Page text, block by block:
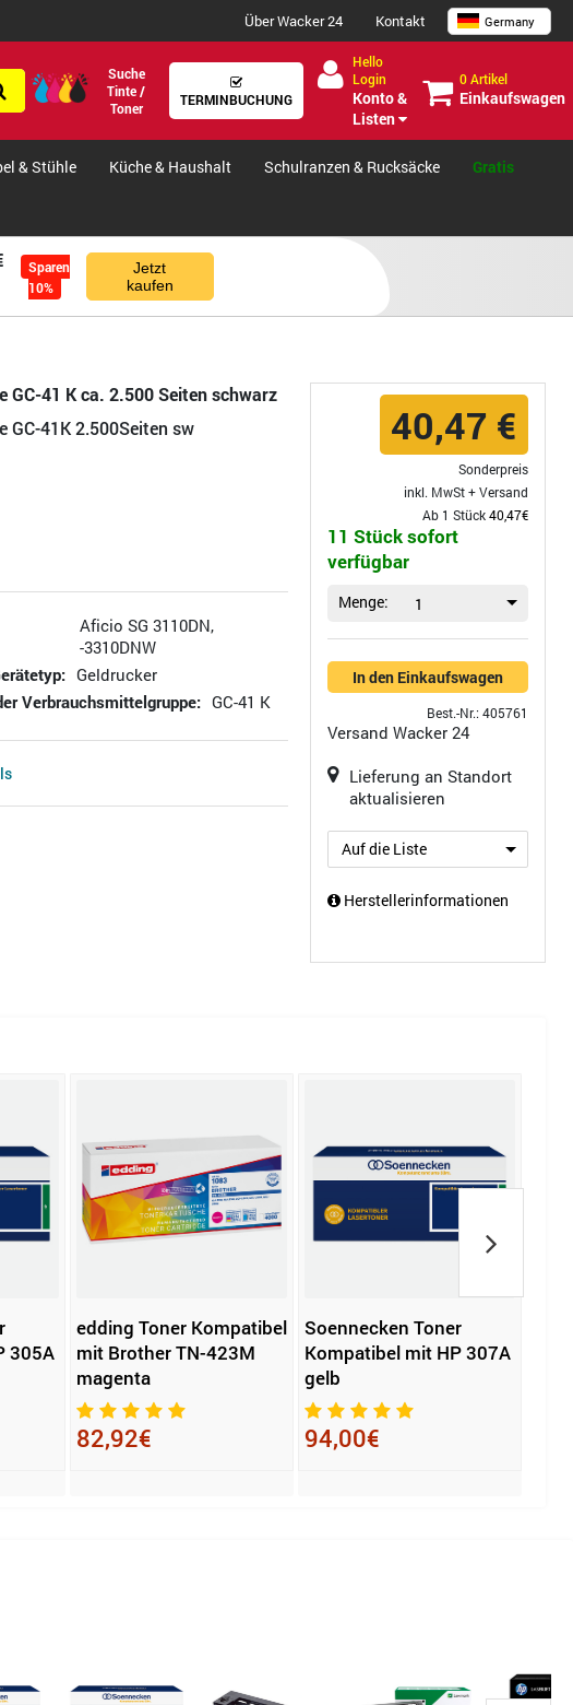
Über Wacker 24 Kontakt Germany
Suche
Tinte /
Toner
TERMINBUCHUNG
Hello
Login
Konto &
Listen
0 Artikel
Einkaufswagen
& Stühle Küche & Haushalt Schulranzen & Rucksäcke Gratis
Sparen
10%
Jetzt
kaufen
GC-41 K ca. 2.500 Seiten schwarz
GC-41K 2.500Seiten sw
Aficio SG 3110DN,
-3310DNW
Geldrucker
Verbrauchsmittelgruppe: GC-41 K
40,47 €
Sonderpreis
inkl. MwSt +Versand
Ab 1 Stück40,47€
11 Stück sofort
verfügbar
Menge: 1
In den Einkaufswagen
Best.-Nr.: 405761
Versand Wacker 24
Lieferung an Standort
aktualisieren
Auf die Liste
Herstellerinformationen
305A
edding Toner Kompatibel
mit Brother TN-423M
magenta
82,92€
Soennecken Toner
Kompatibel mit HP 307A
gelb
94,00€